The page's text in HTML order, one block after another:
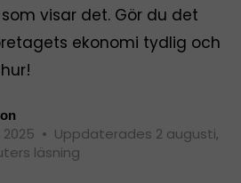
visar det. Gör du det
ekonomi tydlig och
• Uppdaterades 2 augusti,
läsning